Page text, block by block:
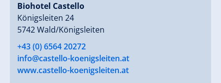
Biohotel Castello
Königsleiten 24
5742 Wald/Königsleiten
+43 (0) 6564 20272
info@castello-koenigsleiten.at
www.castello-koenigsleiten.at